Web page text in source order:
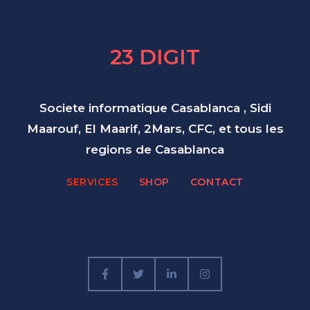
23 DIGIT
Societe informatique Casablanca , Sidi
Maarouf, El Maarif, 2Mars, CFC, et tous les
regions de Casablanca
SERVICES SHOP CONTACT